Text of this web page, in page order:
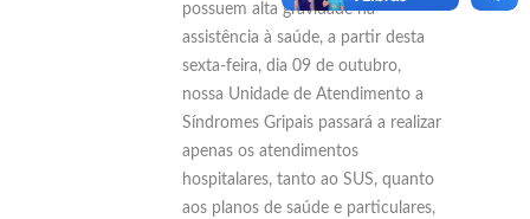
possuem alta gravidade na
assistência à saúde, a partir desta
sexta-feira, dia 09 de outubro,
nossa Unidade de Atendimento a
Síndromes Gripais passará a realizar
apenas os atendimentos
hospitalares, tanto ao SUS, quanto
aos planos de saúde e particulares,